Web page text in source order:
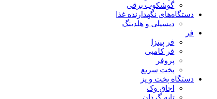
گوشکوب برقی
دستگاه‌های نگهدارنده غذا
دیسپلی و هلدینگ
فر
فر پیتزا
فر کامبی
پروفر
پخت سریع
دستگاه‌ پخت و پز
اجاق وک
تابه گردان